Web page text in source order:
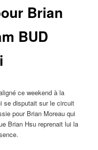
Brian
BUD
ce weekend à la
se disputait sur le circuit
pour Brian Moreau qui
Brian Hsu reprenait lui la